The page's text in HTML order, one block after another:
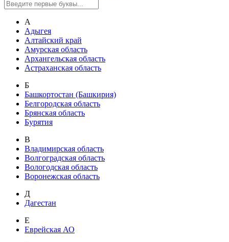
А
Адыгея
Алтайский край
Амурская область
Архангельская область
Астраханская область
Б
Башкортостан (Башкирия)
Белгородская область
Брянская область
Бурятия
В
Владимирская область
Волгоградская область
Вологодская область
Воронежская область
Д
Дагестан
Е
Еврейская АО